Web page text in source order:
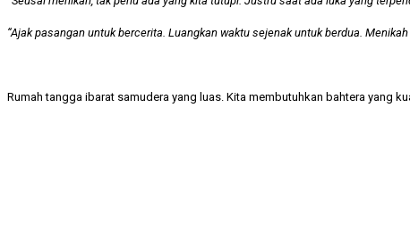
“Ajak pasangan untuk bercerita. Luangkan waktu sejenak untuk berdua.
Rumah tangga ibarat samudera yang luas. Kita membutuhkan bahtera yang